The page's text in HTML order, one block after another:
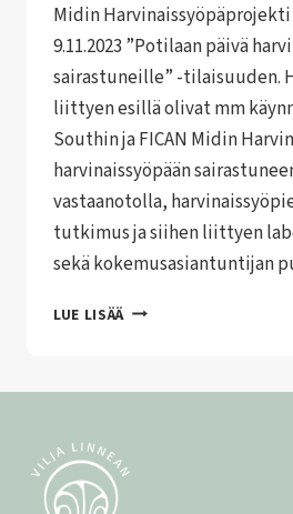
Midin
9.11.2023 ”Potilaan päivä
sairastuneille” -tilaisuuden.
liittyen esillä olivat mm
Southin ja FICAN Midin
harvinaissyöpään
vastaanotolla,
tutkimus ja siihen liittyen
sekä kokemusasiantuntijan
LUE LISÄÄ HARVINAISSYÖPIEN